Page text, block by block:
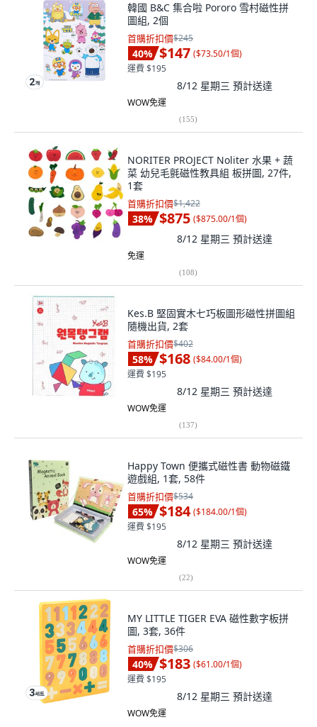
韓國 B&C 集合啦 Pororo 雪村磁性拼
圖組, 2個
首購折扣價$245
40% $147 ($73.50/1個)
運費 $195
8/12 星期三 預計送達
WOW免運
(155)
NORITER PROJECT Noliter 水果 + 蔬
菜 幼兒毛氈磁性教具組 板拼圖, 27件,
1套
首購折扣價$1,422
38% $875 ($875.00/1個)
8/12 星期三 預計送達
免運
(108)
Kes.B 堅固實木七巧板圖形磁性拼圖組
隨機出貨, 2套
首購折扣價$402
58% $168 ($84.00/1個)
運費 $195
8/12 星期三 預計送達
WOW免運
(137)
Happy Town 便攜式磁性書 動物磁鐵
遊戲組, 1套, 58件
首購折扣價$534
65% $184 ($184.00/1個)
運費 $195
8/12 星期三 預計送達
WOW免運
(22)
MY LITTLE TIGER EVA 磁性數字板拼
圖, 3套, 36件
首購折扣價$306
40% $183 ($61.00/1個)
運費 $195
8/12 星期三 預計送達
WOW免運